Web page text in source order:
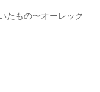
たもの〜オーレック